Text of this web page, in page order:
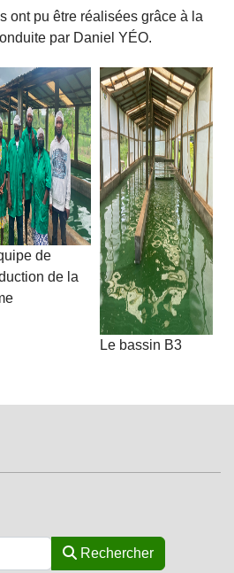
ont pu être réalisées grâce à la
par Daniel YÉO.
de
de la
Le bassin B3
Rechercher